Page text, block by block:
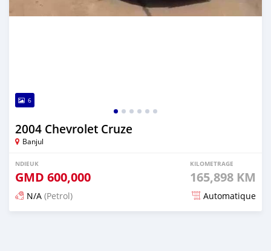
6
2004 Chevrolet Cruze
Banjul
NDIEUK
GMD 600,000
KILOMETRAGE
165,898 KM
N/A (Petrol) Automatique